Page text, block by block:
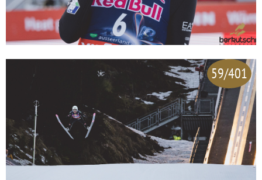
59/401